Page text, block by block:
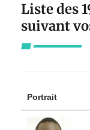
Liste des
suivant
Portrait